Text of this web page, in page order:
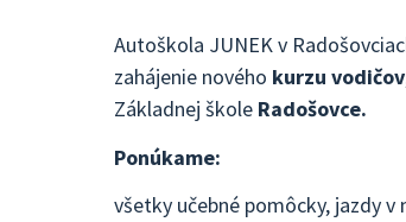
Autoškola JUNEK v
zahájenie nového kurzu vodičov
Základnej škole Radošovce.
Ponúkame:
všetky učebné pomôcky, jazdy